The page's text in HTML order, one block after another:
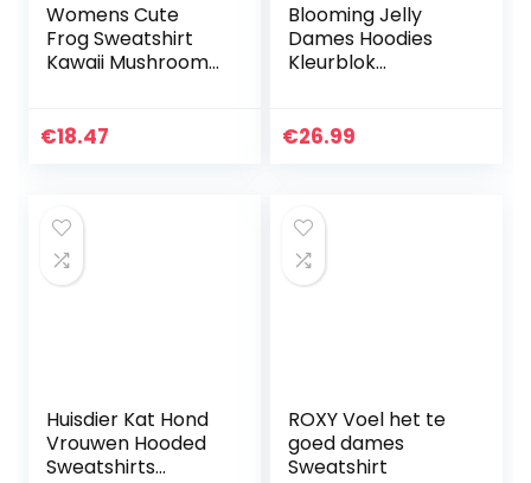
Womens Cute
Frog Sweatshirt
Kawaii Mushroom
Hoodie Tunic
€18.47
Blooming Jelly
Dames Hoodies
Kleurblok
Sweatshirts
€26.99
Huisdier Kat Hond
Vrouwen Hooded
Sweatshirts
ROXY Voel het te
goed dames
Sweatshirt